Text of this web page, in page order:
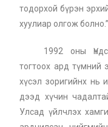
тодорхой бүрэн
хуулиар олгож
1992 оны
тогтоох ард түмний
хүсэл зоригийнх нь
дээд хүчин
Улсад үйлчлэх